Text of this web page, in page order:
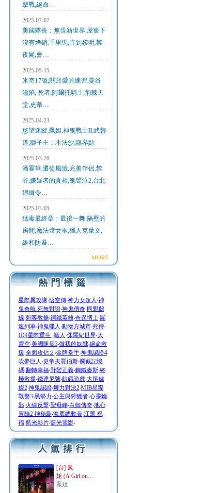
擊戰,絕命…
2025-07-07
美國隊長：無畏新世界,屋簷下
沒有煙硝,千里馬,直到黎明,禁
夜屍,會…
2025-05-15
米奇17號,關於愛的練習,曼谷
淪陷, 死者,阿爾托騎士,荊棘天
堂,史蒂…
2025-04-23
慾望迷蹤,鳳姐,神鬼戰士II,武替
道,獅子王：木法沙,臨界點
2025-03-26
潘霍華,遷徒風險,完美伴侶,禁
谷,嫌疑者的真相,鬼聲泣2,台北
追緝令…
2025-03-05
猛毒最終章：最後一舞,隔壁的
房間,魔法壞女巫,獵人克萊文,
維和防暴…
MORE
星際異攻隊‧悟空傳‧神力女超人 ‧神
鬼奇航 死無對證‧神鬼傳奇‧同盟鶼
鰈‧刺客教條‧鋼鐵英雄‧奇異博士‧屍
速列車‧神鬼獵人 ‧動物方城市‧死侍‧
ID4星際重生 ‧蟻人 ‧侏羅紀世界‧大
賣空‧美國隊長3‧做我的奴隸‧絕命救
援‧全面攻佔２ ‧金牌拳手‧神鬼認證4‧
吹夢巨人 ‧史帝夫賈伯斯‧攔截記憶
碼‧翻轉幸福‧野蠻正義‧鋼鐵麥斯‧終
極救援‧鐵達尼號‧飢餓遊戲‧大尾鱸
鰻2‧神鬼認證‧舞力對決2‧MIB星際
戰警3‧黑勢力‧公主與狩獵者‧心靈鑰
匙‧火線反擊‧聖母峰‧白鯨傳奇‧地心
冒險2 神秘島‧海底總動員‧江蕙 祝
福‧藍光影片‧藍光電影‧
[台] 鳳
姐 (A Girl ou…
鳳姐